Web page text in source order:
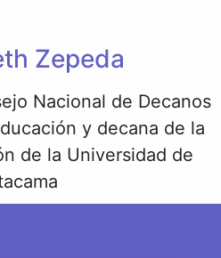
Zepeda
Nacional de Decanos
y decana de la
de la Universidad de